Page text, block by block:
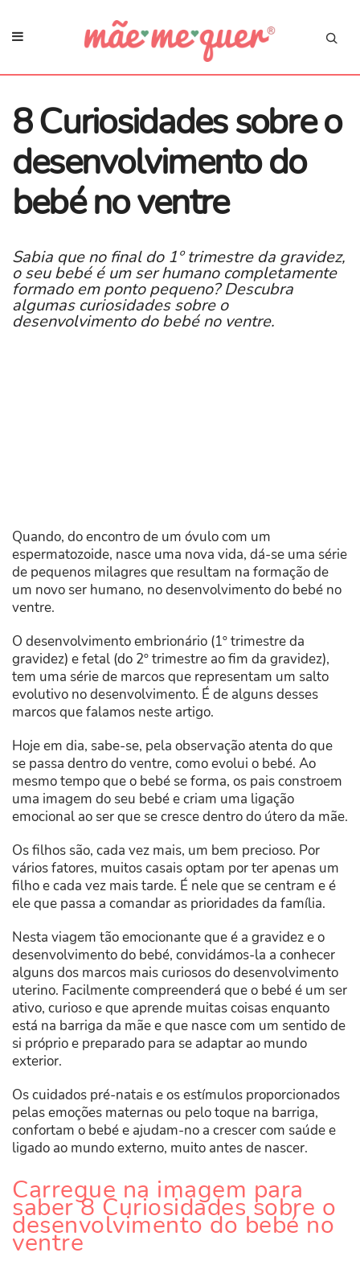
8 Curiosidades sobre o
desenvolvimento do
bebé no ventre
Sabia que no final do 1º trimestre da gravidez,
o seu bebé é um ser humano completamente
formado em ponto pequeno? Descubra
algumas curiosidades sobre o
desenvolvimento do bebé no ventre.
Quando, do encontro de um óvulo com um
espermatozoide, nasce uma nova vida, dá-se uma série
de pequenos milagres que resultam na formação de
um novo ser humano, no desenvolvimento do bebé no
ventre.
O desenvolvimento embrionário (1º trimestre da
gravidez) e fetal (do 2º trimestre ao fim da gravidez),
tem uma série de marcos que representam um salto
evolutivo no desenvolvimento. É de alguns desses
marcos que falamos neste artigo.
Hoje em dia, sabe-se, pela observação atenta do que
se passa dentro do ventre, como evolui o bebé. Ao
mesmo tempo que o bebé se forma, os pais constroem
uma imagem do seu bebé e criam uma ligação
emocional ao ser que se cresce dentro do útero da mãe.
Os filhos são, cada vez mais, um bem precioso. Por
vários fatores, muitos casais optam por ter apenas um
filho e cada vez mais tarde. É nele que se centram e é
ele que passa a comandar as prioridades da família.
Nesta viagem tão emocionante que é a gravidez e o
desenvolvimento do bebé, convidámos-la a conhecer
alguns dos marcos mais curiosos do desenvolvimento
uterino. Facilmente compreenderá que o bebé é um ser
ativo, curioso e que aprende muitas coisas enquanto
está na barriga da mãe e que nasce com um sentido de
si próprio e preparado para se adaptar ao mundo
exterior.
Os cuidados pré-natais e os estímulos proporcionados
pelas emoções maternas ou pelo toque na barriga,
confortam o bebé e ajudam-no a crescer com saúde e
ligado ao mundo externo, muito antes de nascer.
Carregue na imagem para
saber 8 Curiosidades sobre o
desenvolvimento do bebé no
ventre